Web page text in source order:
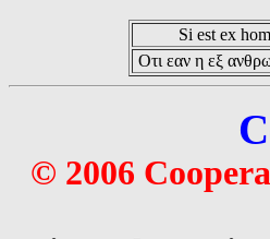
Si est ex
Οτι εαν η εξ
© 2006